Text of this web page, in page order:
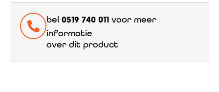
bel 0519 740 011 voor meer
informatie
over dit product